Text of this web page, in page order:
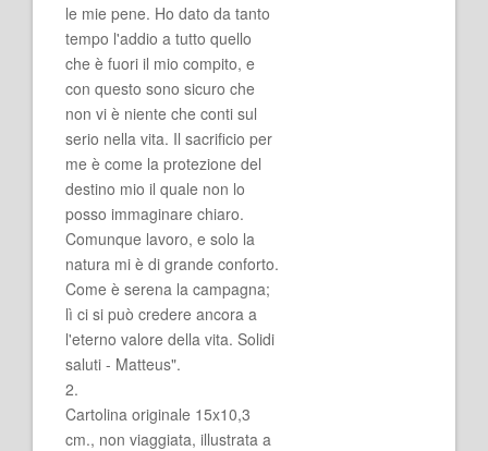
le mie pene. Ho dato da tanto
tempo l'addio a tutto quello
che è fuori il mio compito, e
con questo sono sicuro che
non vi è niente che conti sul
serio nella vita. Il sacrificio per
me è come la protezione del
destino mio il quale non lo
posso immaginare chiaro.
Comunque lavoro, e solo la
natura mi è di grande conforto.
Come è serena la campagna;
lì ci si può credere ancora a
l'eterno valore della vita. Solidi
saluti - Matteus".
2.
Cartolina originale 15x10,3
cm., non viaggiata, illustrata a